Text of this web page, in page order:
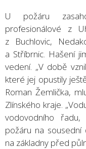
U požáru
profesionálové z
z Buchlovic,
a Stříbrnic. Hašení
vedení. „V době
které jej opustily
Roman Žemlička,
Zlínského kraje.
vodovodního
požáru na sousední
na základny před